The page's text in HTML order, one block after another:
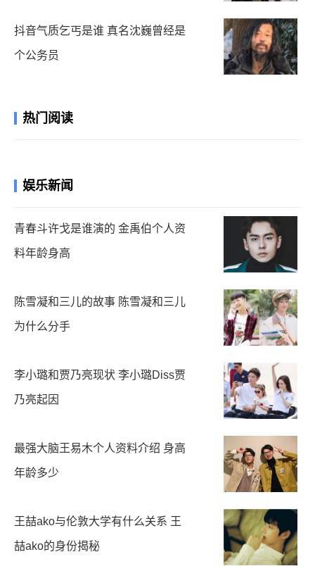
抖音气质乞丐是谁 真名沈巍曾经是
个公务员
热门阅读
娱乐新闻
青春斗许戈是谁演的 金禹伯个人资
料年龄身高
陈雪凝和三儿的故事 陈雪凝和三儿
为什么分手
李小璐和贾乃亮现状 李小璐Diss贾
乃亮起因
最强大脑王易木个人资料介绍 身高
年龄多少
王喆ako与伦敦大学有什么关系 王
喆ako的身份揭秘